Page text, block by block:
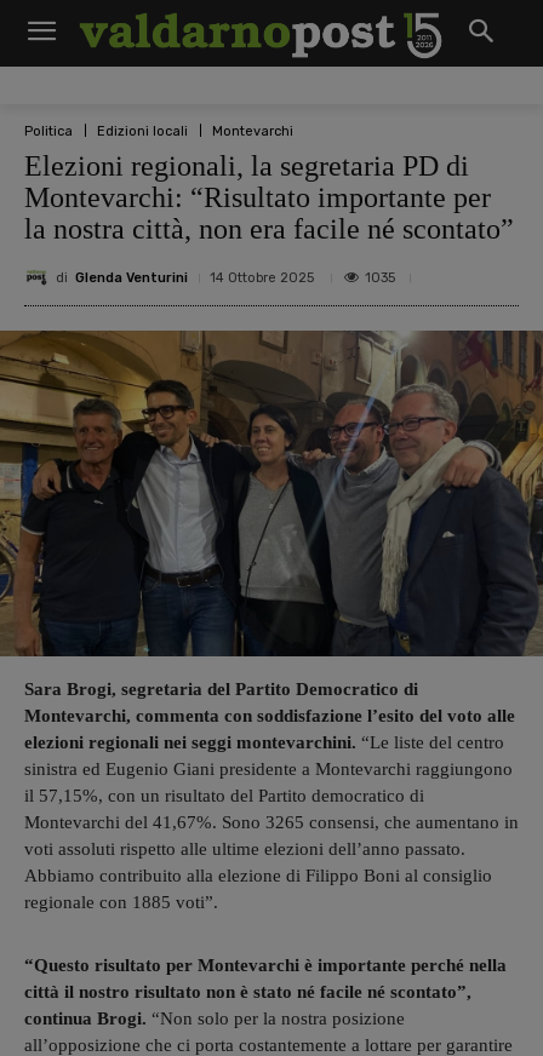
Politica Edizioni locali Montevarchi
Elezioni regionali, la segretaria PD di
Montevarchi: “Risultato importante per
la nostra città, non era facile né scontato”
di Glenda Venturini 14 Ottobre 2025 1035
Sara Brogi, segretaria del Partito Democratico di
Montevarchi, commenta con soddisfazione l’esito del voto alle
elezioni regionali nei seggi montevarchini. “Le liste del centro
sinistra ed Eugenio Giani presidente a Montevarchi raggiungono
il 57,15%, con un risultato del Partito democratico di
Montevarchi del 41,67%. Sono 3265 consensi, che aumentano in
voti assoluti rispetto alle ultime elezioni dell’anno passato.
Abbiamo contribuito alla elezione di Filippo Boni al consiglio
regionale con 1885 voti”.
“Questo risultato per Montevarchi è importante perché nella
città il nostro risultato non è stato né facile né scontato”,
continua Brogi. “Non solo per la nostra posizione
all’opposizione che ci porta costantemente a lottare per garantire